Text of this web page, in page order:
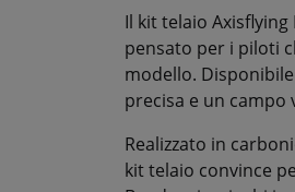
Il kit telaio
pensato per i piloti
modello.
precisa e un campo
Realizzato in
kit telaio convince